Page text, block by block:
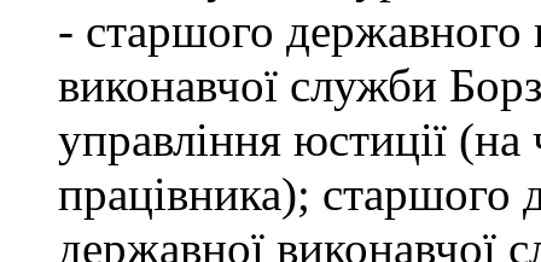
- старшого державного
виконавчої служби
управління юстиції (на
працівника); старшого
державної виконавчої